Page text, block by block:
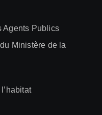
Agents Publics
Ministère de la